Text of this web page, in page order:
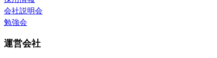
会社説明会
勉強会
運営会社